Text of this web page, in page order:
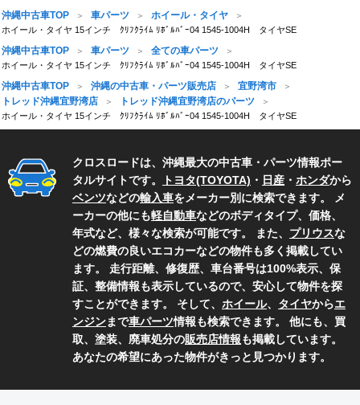
沖縄中古車TOP 車パーツ ホイール・タイヤ
ホイール・タイヤ 15インチ ｸﾘﾌｸﾗｲﾑ ﾘﾎﾞﾙﾊﾞｰ04 1545-1004H タイヤSE
沖縄中古車TOP 車パーツ 全ての車パーツ
ホイール・タイヤ 15インチ ｸﾘﾌｸﾗｲﾑ ﾘﾎﾞﾙﾊﾞｰ04 1545-1004H タイヤSE
沖縄中古車TOP 沖縄の中古車・パーツ販売店
宜野湾市
トレッド沖縄宜野湾店
トレッド沖縄宜野湾店のパーツ
ホイール・タイヤ 15インチ ｸﾘﾌｸﾗｲﾑ ﾘﾎﾞﾙﾊﾞｰ04 1545-1004H タイヤSE
クロスロードは、沖縄最大の中古車・パーツ情報ポー
タルサイトです。
トヨタ(TOYOTA) ・ 日産 ・ ホンダから
ベンツなどの輸入車をメーカー別に検索できます。 メ
ーカーの他にも軽自動車などのボディタイプ、価格、
年式など、様々な検索が可能です。 また、 プリウスな
どの燃費の良いエコカーなどの物件も多く掲載してい
ます。 走行距離、修復歴、車台番号は100%表示、保
証、整備情報も表示しているので、安心して物件を探
すことができます。 そして、 ホイール、 タイヤからエ
ンジンまで車パーツ情報も検索できます。 他にも、買
取、塗装、廃車処分の販売店情報も掲載しています。
あなたの希望にあった物件がきっと見つかります。